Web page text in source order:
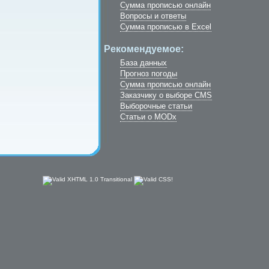
Сумма прописью онлайн
Вопросы и ответы
Сумма прописью в Excel
Рекомендуемое:
База данных
Прогноз погоды
Сумма прописью онлайн
Заказчику о выборе CMS
Выборочные статьи
Cтатьи о MODx